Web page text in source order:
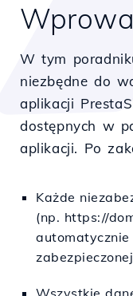
W tym
niezbędne do
aplikacji
dostępnych w
aplikacji. Po
Każde
(np. https://
Wszystkie